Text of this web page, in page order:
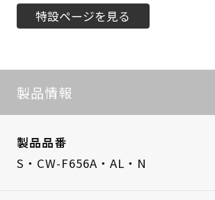
特設ページを見る
製品情報
製品品番
S・CW-F656A・AL・N